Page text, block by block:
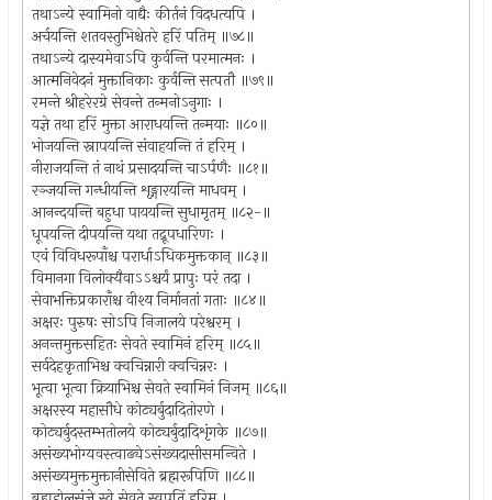
तथाऽन्ये स्वामिनो वाद्यैः कीर्तनं विदधत्यपि ।
अर्चयन्ति शतवस्तुभिश्चेतरे हरिं पतिम् ॥७८॥
तथाऽन्ये दास्यमेवाऽपि कुर्वन्ति परमात्मनः ।
आत्मनिवेदनं मुक्तानिकाः कुर्वन्ति सत्पतौ ॥७९॥
रमन्ते श्रीहरेरग्रे सेवन्ते तन्मनोऽनुगाः ।
यज्ञे तथा हरिं मुक्ता आराधयन्ति तन्मयाः ॥८०॥
भोजयन्ति स्नापयन्ति संवाहयन्ति तं हरिम् ।
नीराजयन्ति तं नाथं प्रसादयन्ति चाऽर्पणैः ॥८१॥
रञ्जयन्ति गन्धीयन्ति शृङ्गारयन्ति माधवम् ।
आनन्दयन्ति बहुधा पाययन्ति सुधामृतम् ॥८२-॥
धूपयन्ति दीपयन्ति यथा तद्रूपधारिणः ।
एवं विविधरूपाँश्च परार्धाऽधिकमुक्तकान् ॥८३॥
विमानगा विलोक्यैवाऽऽश्चर्यं प्रापुः परं तदा ।
सेवाभक्तिप्रकाराँश्च वीश्य निर्मानतां गताः ॥८४॥
अक्षरः पुरुषः सोऽपि निजालये परेश्वरम् ।
अनन्तमुक्तसहितः सेवते स्वामिनं हरिम् ॥८५॥
सर्वदेहकृताभिश्च क्वचिन्नारी क्वचिन्नरः ।
भूत्वा भूत्वा क्रियाभिश्च सेवते स्वामिनं निजम् ॥८६॥
अक्षरस्य महासौधे कोट्यर्बुदादितोरणे ।
कोट्यर्बुदस्तम्भतोलये कोट्यर्बुदादिशृंगके ॥८७॥
असंख्यभोग्यवस्त्वाढ्येऽसंख्यदासीसमन्विते ।
असंख्यमुक्तमुक्तानीसेविते ब्रह्मरूपिणि ॥८८॥